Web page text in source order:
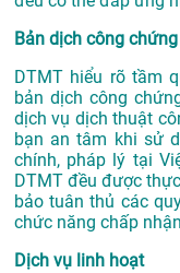
Bản dịch công
DTMT hiểu rõ tầm
bản dịch công
dịch vụ dịch thuật
bạn an tâm khi sử
chính, pháp lý tại
DTMT đều được
bảo tuân thủ các
chức năng chấp
Dịch vụ linh hoạt